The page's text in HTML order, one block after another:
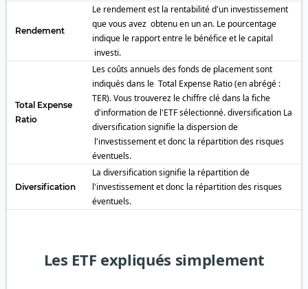
Rendement
Le rendement est la rentabilité d'un investissement
que vous avez obtenu en un an. Le pourcentage
indique le rapport entre le bénéfice et le capital
investi.
Total Expense
Ratio
Les coûts annuels des fonds de placement sont
indiqués dans le Total Expense Ratio (en abrégé :
TER). Vous trouverez le chiffre clé dans la fiche
d'information de l'ETF sélectionné. diversification La
diversification signifie la dispersion de
l'investissement et donc la répartition des risques
éventuels.
Diversification
La diversification signifie la répartition de
l'investissement et donc la répartition des risques
éventuels.
Les ETF expliqués simplement